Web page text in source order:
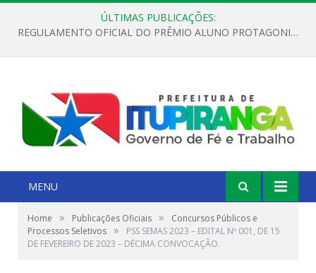
ÚLTIMAS PUBLICAÇÕES:
REGULAMENTO OFICIAL DO PRÊMIO ALUNO PROTAGONISTA – EDIÇÃO 2026
MENU
Home » Publicações Oficiais »
Concursos Públicos e
Processos Seletivos »
PSS SEMAS 2023 – EDITAL Nº 001, DE 15
DE FEVEREIRO DE 2023 – DÉCIMA CONVOCAÇÃO.